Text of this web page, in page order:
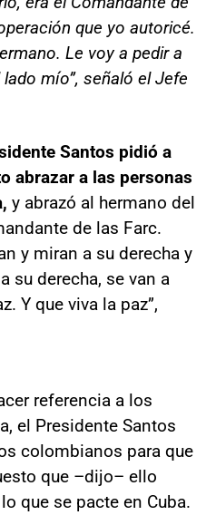
que yo autoricé.
Le voy a pedir a
mío”, señaló el Jefe
Santos pidió a
abrazar a las personas
y abrazó al hermano del
de las Farc.
y miran a su derecha y
su derecha, se van a
Y que viva la paz”,
referencia a los
el Presidente Santos
colombianos para que
que –dijo– ello
que se pacte en Cuba.